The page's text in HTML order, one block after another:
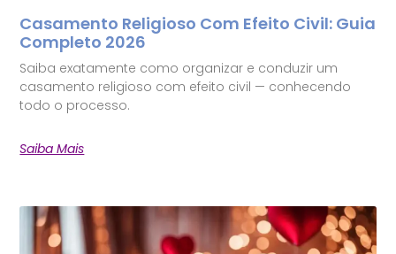
Casamento Religioso Com Efeito Civil: Guia
Completo 2026
Saiba exatamente como organizar e conduzir um
casamento religioso com efeito civil — conhecendo
todo o processo.
Saiba Mais